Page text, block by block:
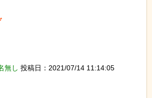
無し 投稿日：2021/07/14 11:14:05